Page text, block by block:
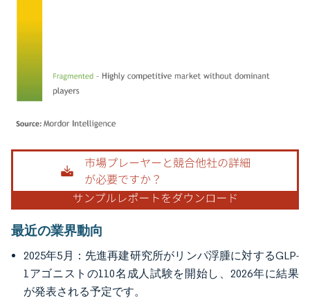
画像 © Mordor Intelligence。再利用にはCC BY 4.0の表示が必要です。
最近の業界動向
2025年5月：先進再建研究所がリンパ浮腫に対するGLP-
1アゴニストの110名成人試験を開始し、2026年に結果
が発表される予定です。